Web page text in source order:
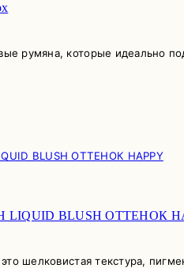
румяна, которые идеально
LIQUID BLUSH ОТТЕНОК
шелковистая текстура,